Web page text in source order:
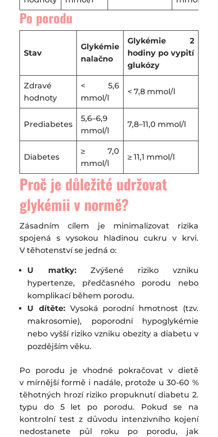
Po porodu
Stav
Glykémie
nalačno
Glykémie 2
hodiny po vypití
glukózy
Zdravé
hodnoty
< 5,6
mmol/l
< 7,8 mmol/l
Prediabetes
5,6–6,9
mmol/l
7,8–11,0 mmol/l
Diabetes
≥ 7,0
mmol/l
≥ 11,1 mmol/l
Proč je důležité udržovat
glykémii v normě?
Zásadním cílem je minimalizovat rizika
spojená s vysokou hladinou cukru v krvi.
V těhotenství se jedná o:
U matky: Zvýšené riziko vzniku
hypertenze, předčasného porodu nebo
komplikací během porodu.
U dítěte:Vysoká porodní hmotnost (tzv.
makrosomie), poporodní hypoglykémie
nebo vyšší riziko vzniku obezity a diabetu v
pozdějším věku.
Po porodu je vhodné pokračovat v dietě
v mírnější formě i nadále, protože u 30-60 %
těhotných hrozí riziko propuknutí diabetu 2.
typu do 5 let po porodu. Pokud se na
kontrolní test z důvodu intenzivního kojení
nedostanete půl roku po porodu, jak